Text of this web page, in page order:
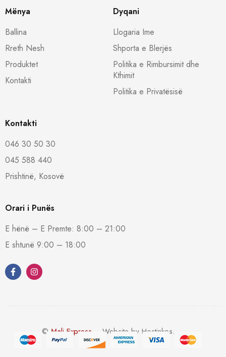
Mënya
Ballina
Rreth Nesh
Produktet
Kontakti
Dyqani
Llogaria Ime
Shporta e Blerjës
Politika e Rimbursimit dhe
Kthimit
Politika e Privatësisë
Kontakti
046 30 50 30
045 588 440
Prishtinë, Kosovë
Orari i Punës
E hënë – E Premte: 8:00 – 21:00
E shtunë 9:00 – 18:00
© Mali Express – Website by Hostinkos.